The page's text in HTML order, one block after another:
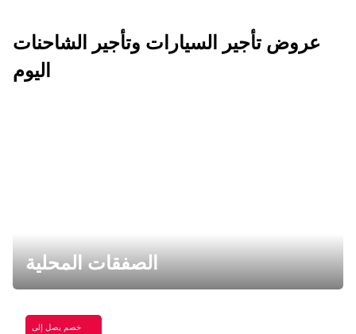
عروض تأجير السيارات وتأجير الشاحنات
اليوم
الصفقات المحلية
خصم يصل إلى